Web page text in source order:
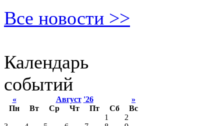
Все новости >>
Календарь
событий
« Август '26
»
Пн
Вт Ср Чт Пт Сб
Вс
1
2